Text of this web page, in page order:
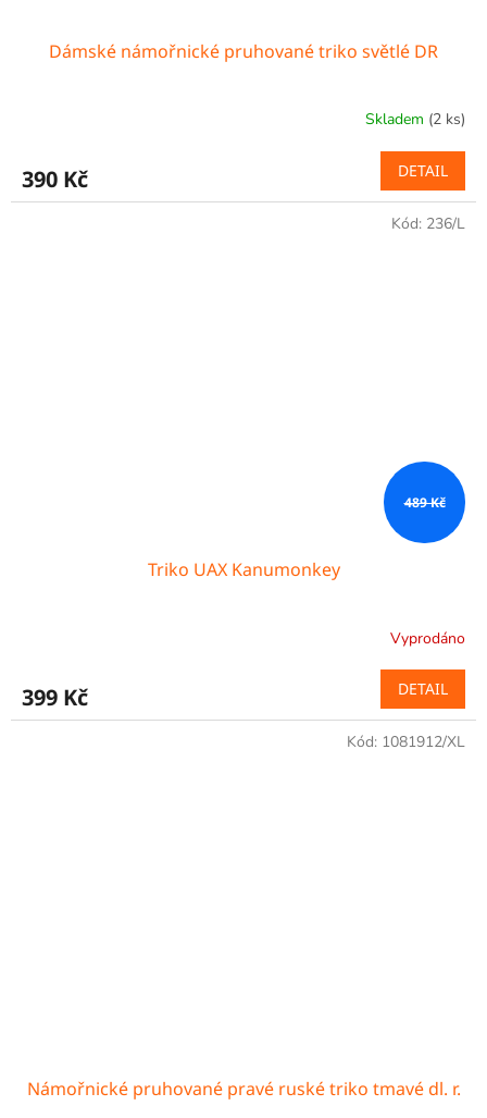
Dámské námořnické pruhované triko světlé DR
Skladem (2 ks)
390 Kč DETAIL
489 Kč
Triko UAX Kanumonkey
Vyprodáno
399 Kč DETAIL
Kód: 236/L
Námořnické pruhované pravé ruské triko tmavé dl. r.
Kód: 1081912/XL